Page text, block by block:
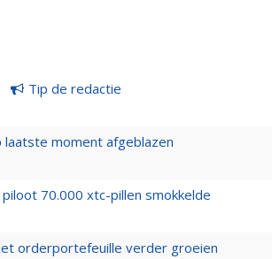
Tip de redactie
laatste moment afgeblazen
70.000 xtc-pillen smokkelde
orderportefeuille verder groeien